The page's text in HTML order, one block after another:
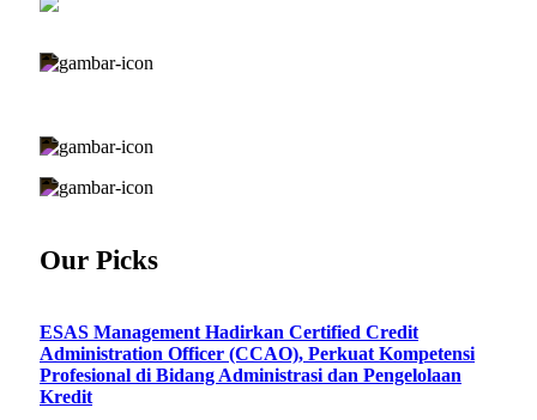
Our Picks
ESAS Management Hadirkan Certified Credit
Administration Officer (CCAO), Perkuat Kompetensi
Profesional di Bidang Administrasi dan Pengelolaan
Kredit